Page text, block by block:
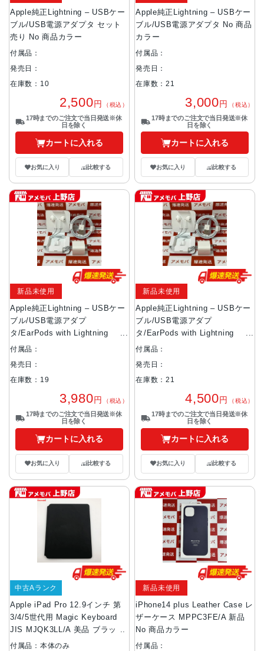
Apple純正Lightning – USBケー
ブル/USB電源アダプタ セット
売り No 商品カラー
付属品：
発売日：
在庫数：10
2,500円 （税込）
17時までのご注文で当日発送※休
日を除く
カートに入れる
お気に入り 比較する
Apple純正Lightning – USBケー
ブル/USB電源アダプタ No 商品
カラー
付属品：
発売日：
在庫数：21
3,000円 （税込）
17時までのご注文で当日発送※休
日を除く
カートに入れる
お気に入り 比較する
Apple純正Lightning – USBケー
ブル/USB電源アダプ
タ/EarPods with Lightning
Connector セット売り No 商品
新品未使用
付属品：
発売日：
在庫数：19
3,980円 （税込）
17時までのご注文で当日発送※休
日を除く
カートに入れる
お気に入り 比較する
Apple純正Lightning – USBケー
ブル/USB電源アダプ
タ/EarPods with Lightning
Connector No 商品カラー
新品未使用
付属品：
発売日：
在庫数：21
4,500円 （税込）
17時までのご注文で当日発送※休
日を除く
カートに入れる
お気に入り 比較する
Apple iPad Pro 12.9インチ 第
3/4/5世代用 Magic Keyboard
JIS MJQK3LL/A 美品 ブラック
中古Aランク
付属品：本体のみ
iPhone14 plus Leather Case レ
ザーケース MPPC3FE/A 新品
No 商品カラー
新品未使用
付属品：